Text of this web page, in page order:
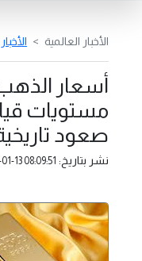
الأخبار العالمية
أسعار
مستويات
صعود
نشر بتاريخ: 13 08:09:51